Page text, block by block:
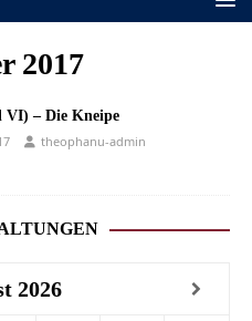
2017
VI) – Die Kneipe
theophanu-admin
2026